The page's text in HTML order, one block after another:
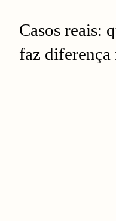
Casos reais:
faz diferença